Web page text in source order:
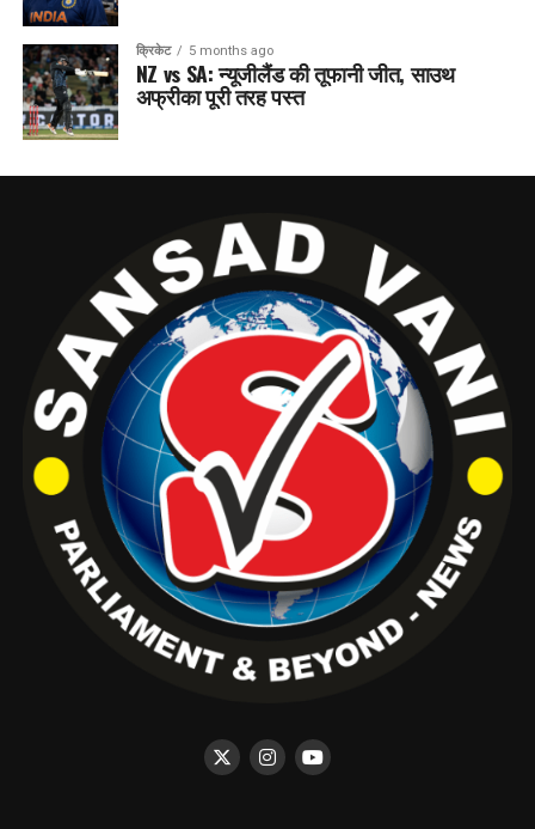
क्रिकेट 5 months ago
NZ vs SA: न्यूजीलैंड की तूफानी जीत, साउथ
अफ्रीका पूरी तरह पस्त